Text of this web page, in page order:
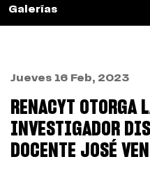
Galerías
Jueves 16 Feb, 2023
RENACYT OTORGA
INVESTIGADOR
DOCENTE JOSÉ